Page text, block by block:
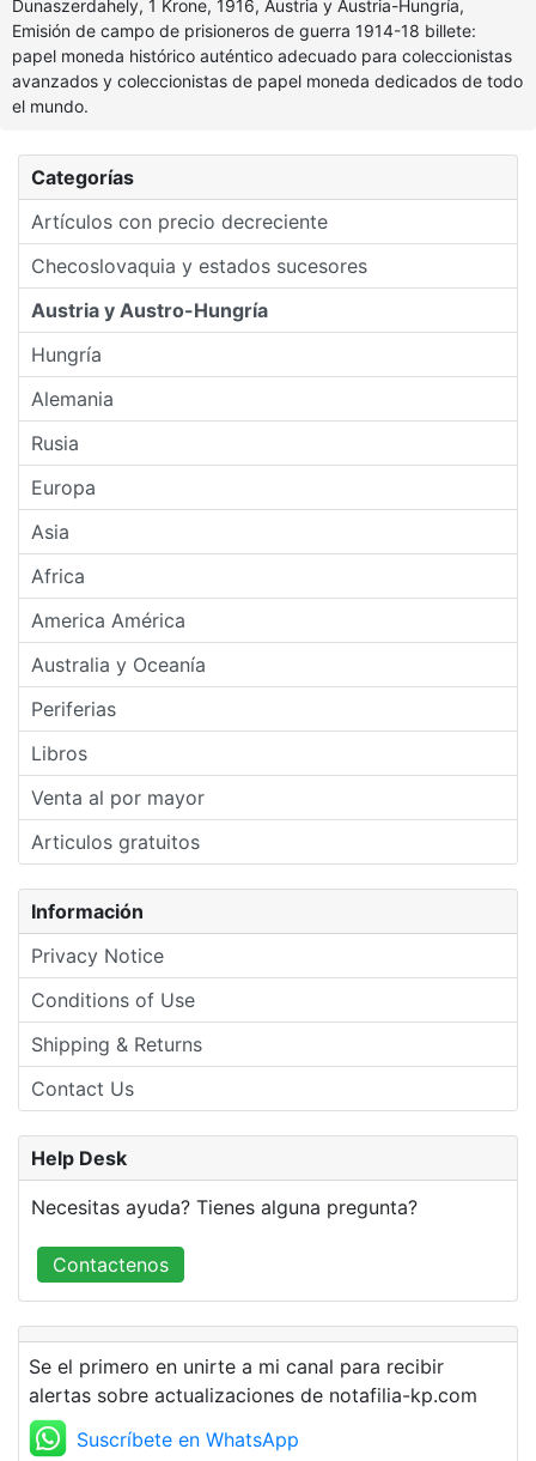
Categorías
Artículos con precio decreciente
Checoslovaquia y estados sucesores
Austria y Austro-Hungría
Hungría
Alemania
Rusia
Europa
Asia
Africa
America América
Australia y Oceanía
Periferias
Libros
Venta al por mayor
Articulos gratuitos
Información
Privacy Notice
Conditions of Use
Shipping & Returns
Contact Us
Dunaszerdahely, 1 Krone, 1916, Austria y Austria-Hungría,
Emisión de campo de prisioneros de guerra 1914-18 billete:
papel moneda histórico auténtico adecuado para coleccionistas
avanzados y coleccionistas de papel moneda dedicados de todo
el mundo.
Help Desk
Necesitas ayuda? Tienes alguna pregunta?
Contactenos
Se el primero en unirte a mi canal para recibir
alertas sobre actualizaciones de notafilia-kp.com
Suscríbete en WhatsApp